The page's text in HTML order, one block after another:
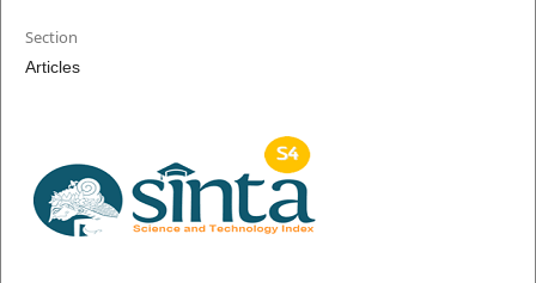
Section
Articles